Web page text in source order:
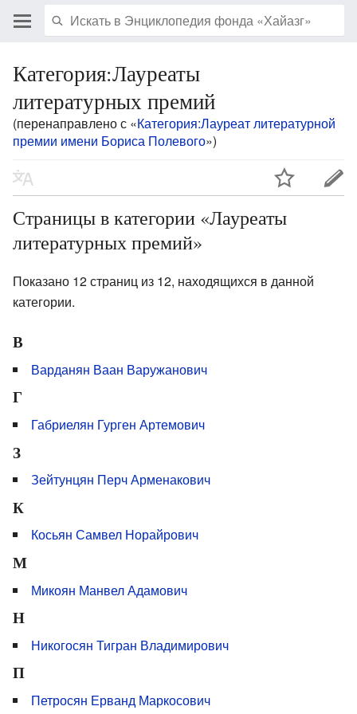
Категория:Лауреаты
литературных премий
(перенаправлено с «Категория:Лауреат литературной
премии имени Бориса Полевого»)
Страницы в категории «Лауреаты
литературных премий»
Показано 12 страниц из 12, находящихся в данной
категории.
В
Варданян Ваан Варужанович
Г
Габриелян Гурген Артемович
З
Зейтунцян Перч Арменакович
К
Косьян Самвел Норайрович
М
Микоян Манвел Адамович
Н
Никогосян Тигран Владимирович
П
Петросян Ерванд Маркосович